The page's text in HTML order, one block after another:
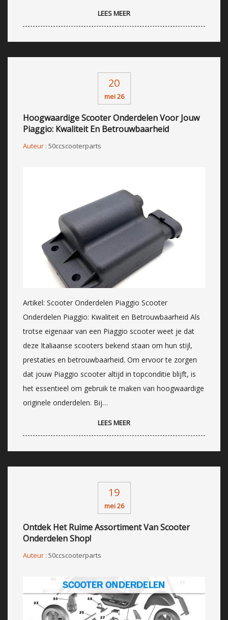
LEES MEER
20
mei 26
Hoogwaardige Scooter Onderdelen Voor Jouw
Piaggio: Kwaliteit En Betrouwbaarheid
Auteur : 50ccscooterparts
Artikel: Scooter Onderdelen Piaggio Scooter
Onderdelen Piaggio: Kwaliteit en Betrouwbaarheid Als
trotse eigenaar van een Piaggio scooter weet je dat
deze Italiaanse scooters bekend staan om hun stijl,
prestaties en betrouwbaarheid. Om ervoor te zorgen
dat jouw Piaggio scooter altijd in topconditie blijft, is
het essentieel om gebruik te maken van hoogwaardige
originele onderdelen. Bij…
LEES MEER
19
mei 26
Ontdek Het Ruime Assortiment Van Scooter
Onderdelen Shop!
Auteur : 50ccscooterparts